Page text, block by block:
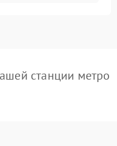
станции метро